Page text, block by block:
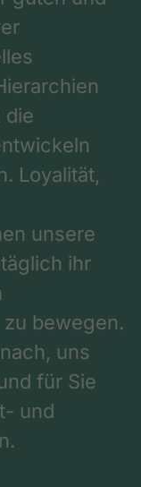
die
Loyalität,
unsere
ihr
bewegen.
uns
für Sie
und